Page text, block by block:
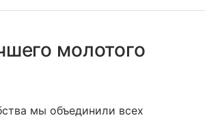
молотого
мы объединили всех